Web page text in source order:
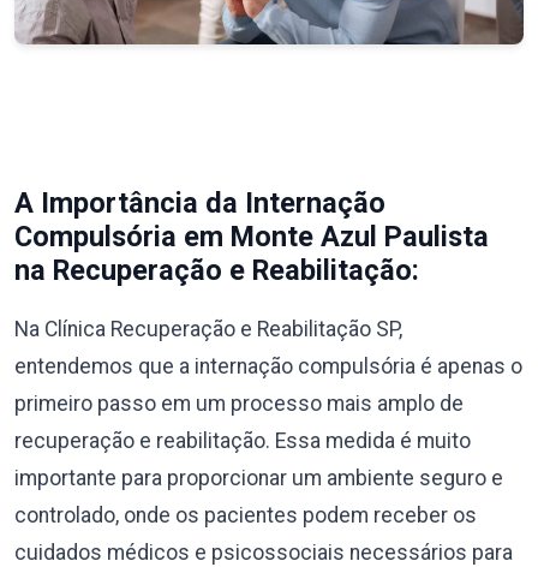
A Importância da Internação
Compulsória em Monte Azul Paulista
na Recuperação e Reabilitação:
Na Clínica Recuperação e Reabilitação SP,
entendemos que a internação compulsória é apenas o
primeiro passo em um processo mais amplo de
recuperação e reabilitação. Essa medida é muito
importante para proporcionar um ambiente seguro e
controlado, onde os pacientes podem receber os
cuidados médicos e psicossociais necessários para